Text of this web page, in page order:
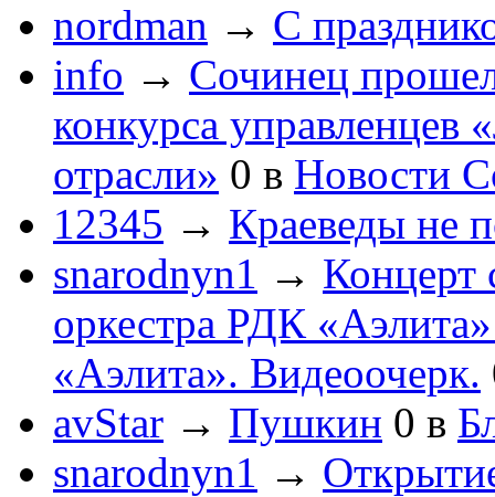
nordman → С
info → Сочинец
конкурса управленцев
отрасли» 0 в Новости
12345 → Краеведы не
snarodnyn1 → Концерт
оркестра РДК
«Аэлита». Видеоочерк.
avStar → Пушкин 0 в
snarodnyn1 →